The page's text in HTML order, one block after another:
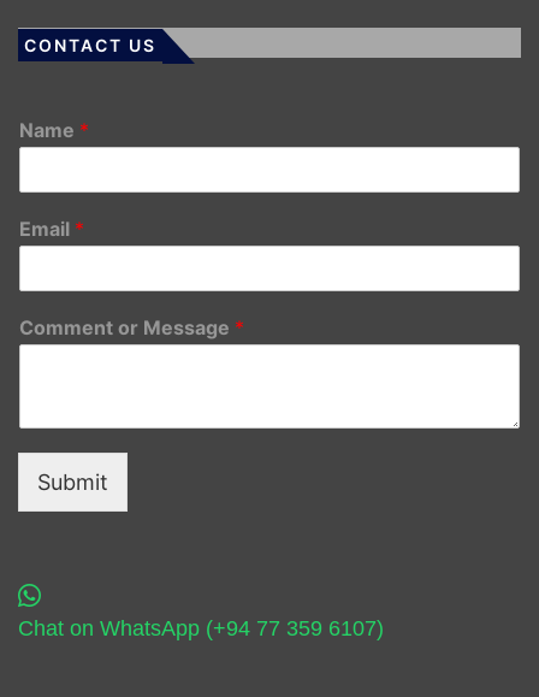
CONTACT US
Name *
Email *
Comment or Message *
Submit
Chat on WhatsApp (+94 77 359 6107)